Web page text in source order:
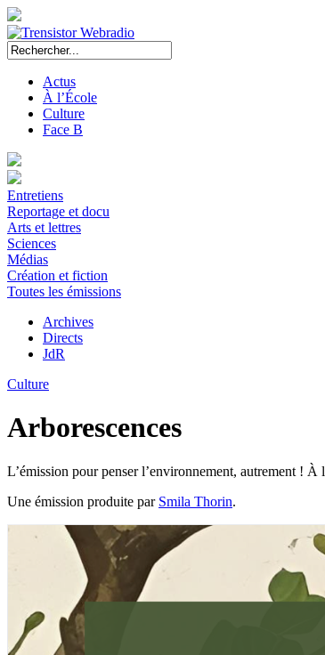
Actus
À l’École
Culture
Face B
Entretiens
Reportage et docu
Arts et lettres
Sciences
Médias
Création et fiction
Toutes les émissions
Archives
Directs
JdR
Culture
Arborescences
L’émission pour penser l’environnement, autrement ! À
Une émission produite par Smila Thorin.